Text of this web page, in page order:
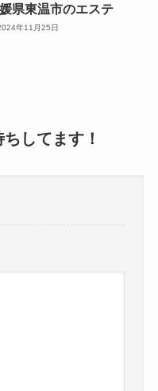
県東温市のエステ
年11月25日
してます！